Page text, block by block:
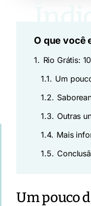
O que você
1. Rio Grátis:
1.1. Um
1.2.
1.3. Outras
1.4. Mais
1.5.
Um pouco